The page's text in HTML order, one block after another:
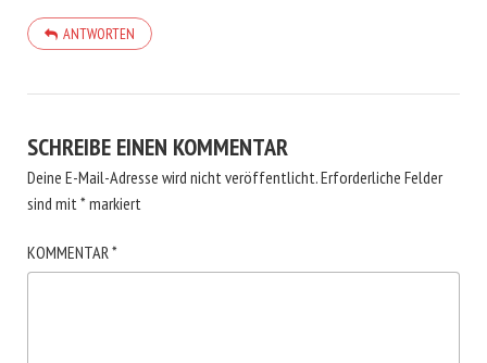
ANTWORTEN
SCHREIBE EINEN KOMMENTAR
Deine E-Mail-Adresse wird nicht veröffentlicht.Erforderliche Felder
sind mit *markiert
KOMMENTAR *